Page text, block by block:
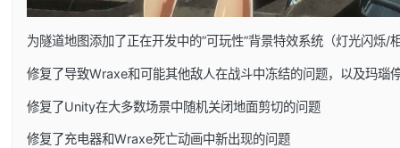
为隧道地图添加了正在开发中的”可玩性”背景特效系统（灯光闪烁/
修复了导致Wraxe和可能其他敌人在战斗中冻结的问题，以及玛瑙
修复了Unity在大多数场景中随机关闭地面剪切的问题
修复了充电器和Wraxe死亡动画中新出现的问题